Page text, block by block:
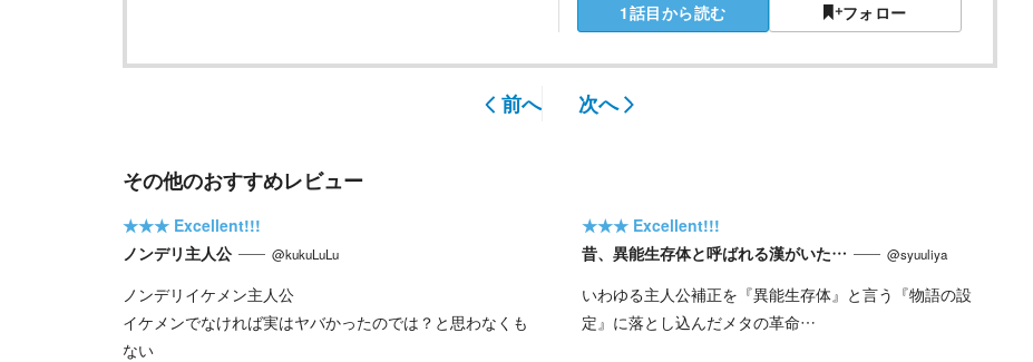
1話目から読む フォロー
前へ 次へ
その他のおすすめレビュー
★★★ Excellent!!!
ノンデリ主人公
@kukuLuLu
ノンデリイケメン主人公
イケメンでなければ実はヤバかったのでは？と思わなくも
ない
★★★ Excellent!!!
昔、異能生存体と呼ばれる漢がいた…
@syuuliya
いわゆる主人公補正を『異能生存体』と言う『物語の設
定』に落とし込んだメタの革命…